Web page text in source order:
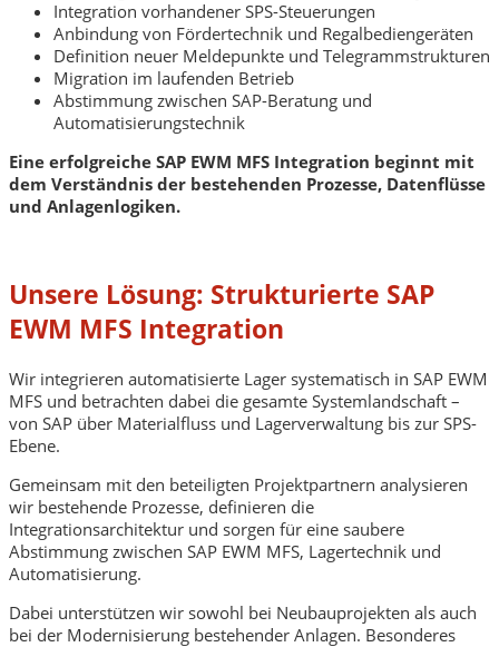
Integration vorhandener SPS-Steuerungen
Anbindung von Fördertechnik und Regalbediengeräten
Definition neuer Meldepunkte und Telegrammstrukturen
Migration im laufenden Betrieb
Abstimmung zwischen SAP-Beratung und
Automatisierungstechnik
Eine erfolgreiche SAP EWM MFS Integration beginnt mit
dem Verständnis der bestehenden Prozesse, Datenflüsse
und Anlagenlogiken.
Unsere Lösung: Strukturierte SAP
EWM MFS Integration
Wir integrieren automatisierte Lager systematisch in SAP EWM
MFS und betrachten dabei die gesamte Systemlandschaft –
von SAP über Materialfluss und Lagerverwaltung bis zur SPS-
Ebene.
Gemeinsam mit den beteiligten Projektpartnern analysieren
wir bestehende Prozesse, definieren die
Integrationsarchitektur und sorgen für eine saubere
Abstimmung zwischen SAP EWM MFS, Lagertechnik und
Automatisierung.
Dabei unterstützen wir sowohl bei Neubauprojekten als auch
bei der Modernisierung bestehender Anlagen. Besonderes